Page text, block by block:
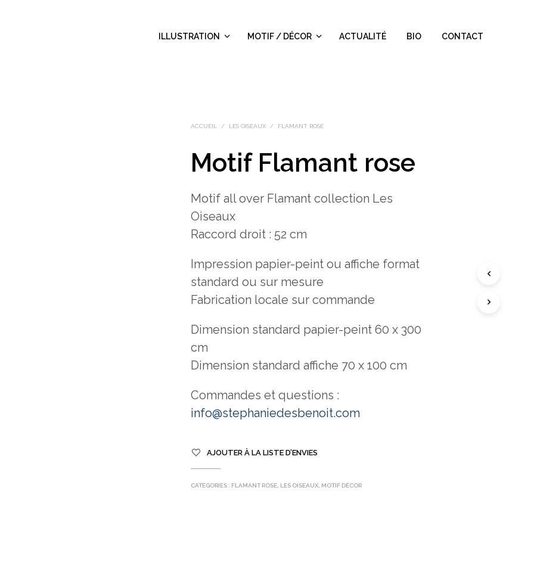
ILLUSTRATION MOTIF / DÉCOR ACTUALITÉ BIO CONTACT
ACCUEIL / LES OISEAUX / FLAMANT ROSE
Motif Flamant rose
Motif all over Flamant collection Les
Oiseaux
Raccord droit : 52 cm
Impression papier-peint ou affiche format
standard ou sur mesure
Fabrication locale sur commande
Dimension standard papier-peint 60 x 300
cm
Dimension standard affiche 70 x 100 cm
Commandes et questions :
info@stephaniedesbenoit.com
AJOUTER À LA LISTE D’ENVIES
CATÉGORIES : FLAMANT ROSE LES OISEAUX MOTIF DÉCOR